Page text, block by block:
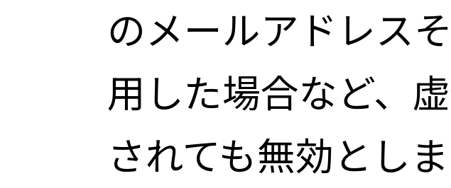
のメールアドレス
用した場合など、
されても無効としま